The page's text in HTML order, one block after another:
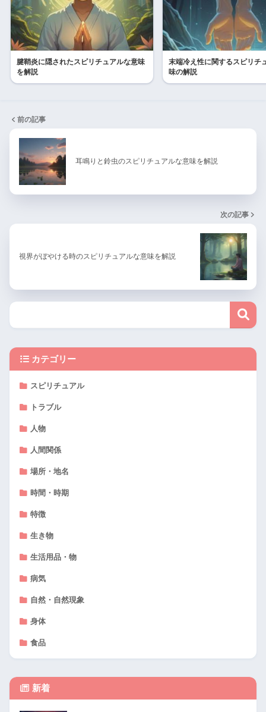
腱鞘炎に隠されたスピリチュアルな意味
を解説
末端冷え性に関するスピリチ
味の解説
前の記事
耳鳴りと鈴虫のスピリチュアルな意味を解説
次の記事
視界がぼやける時のスピリチュアルな意味を解説
カテゴリー
スピリチュアル
トラブル
人物
人間関係
場所・地名
時間・時期
特徴
生き物
生活用品・物
病気
自然・自然現象
身体
食品
新着